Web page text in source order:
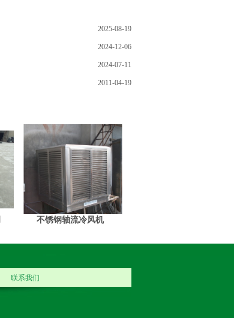
2025-08-19
2024-12-06
2024-07-11
2011-04-19
不锈钢轴流冷风机
联系我们